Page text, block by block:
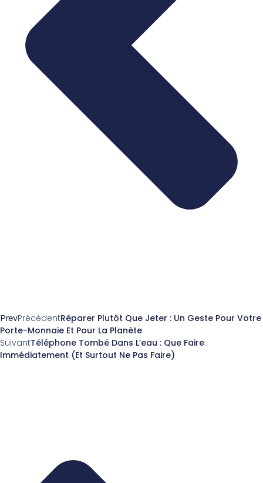
PrevPrécédentRéparer Plutôt Que Jeter : Un Geste Pour Votre
Porte-Monnaie Et Pour La Planète
SuivantTéléphone Tombé Dans L’eau : Que Faire
Immédiatement (et Surtout Ne Pas Faire)